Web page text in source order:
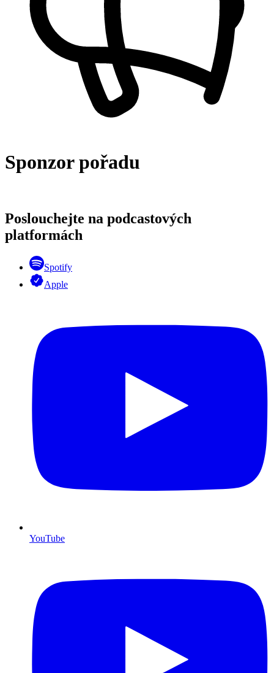
Sponzor pořadu
Poslouchejte na podcastových
platformách
Spotify
Apple
YouTube